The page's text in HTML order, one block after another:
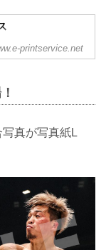
機から利用できま
printservice.net
真が写真紙L